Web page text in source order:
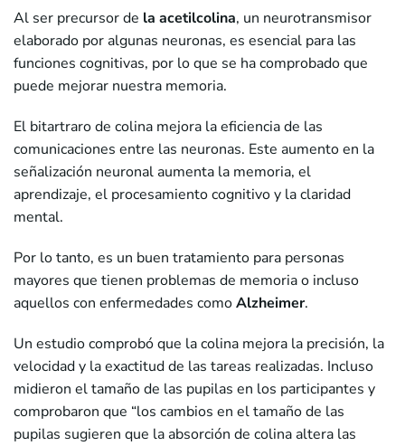
Al ser precursor de la acetilcolina, un neurotransmisor
elaborado por algunas neuronas, es esencial para las
funciones cognitivas, por lo que se ha comprobado que
puede mejorar nuestra memoria.
El bitartraro de colina mejora la eficiencia de las
comunicaciones entre las neuronas. Este aumento en la
señalización neuronal aumenta la memoria, el
aprendizaje, el procesamiento cognitivo y la claridad
mental.
Por lo tanto, es un buen tratamiento para personas
mayores que tienen problemas de memoria o incluso
aquellos con enfermedades comoAlzheimer.
Un estudio comprobó que la colina mejora la precisión, la
velocidad y la exactitud de las tareas realizadas. Incluso
midieron el tamaño de las pupilas en los participantes y
comprobaron que “los cambios en el tamaño de las
pupilas sugieren que la absorción de colina altera las